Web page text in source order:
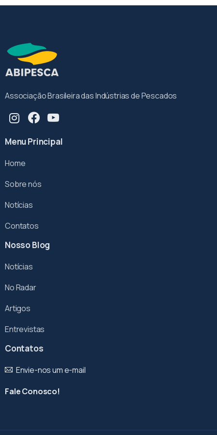
Associação Brasileira das Indústrias de Pescados
Menu Principal
Home
Sobre nós
Notícias
Contatos
Nosso Blog
Notícias
No Radar
Artigos
Entrevistas
Contatos
Envie-nos um e-mail
Fale Conosco!